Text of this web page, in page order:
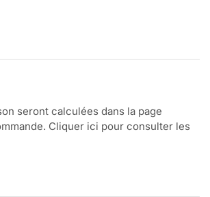
seront calculées dans la page
Cliquer ici pour consulter les